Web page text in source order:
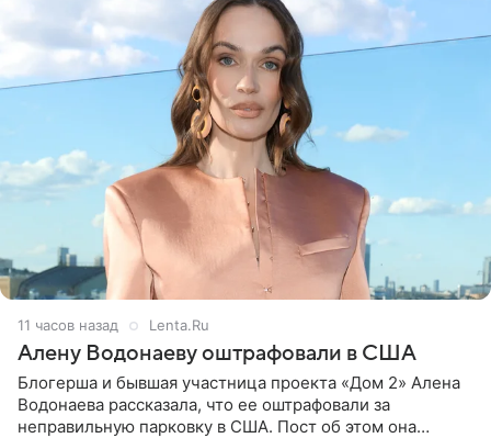
11 часов назад Lenta.Ru
Алену Водонаеву оштрафовали в США
Блогерша и бывшая участница проекта «Дом 2» Алена
Водонаева рассказала, что ее оштрафовали за
неправильную парковку в США. Пост об этом она